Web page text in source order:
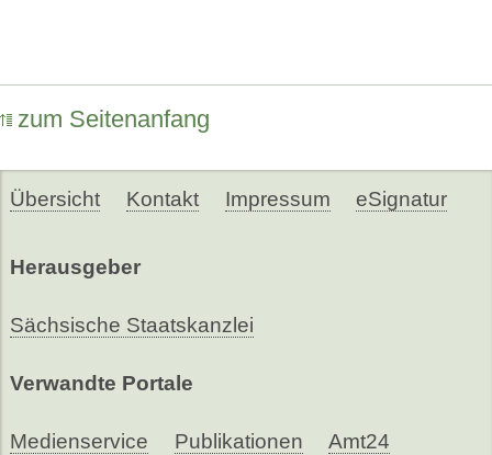
zum Seitenanfang
Übersicht Kontakt Impressum eSignatur
Herausgeber
Sächsische Staatskanzlei
Verwandte Portale
Medienservice Publikationen Amt24